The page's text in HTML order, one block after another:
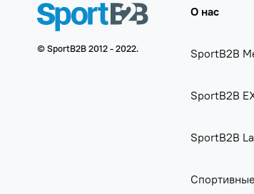
© SportB2B 2012 - 2022.
О нас
SportB2B
SportB2B
SportB2B